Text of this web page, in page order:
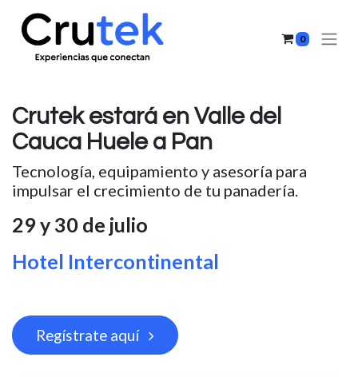
0
Crutek estará en Valle del
Cauca Huele a Pan
Tecnología, equipamiento y asesoría para
impulsar el crecimiento de tu panadería.
29 y 30 de julio
Hotel Intercontinental
Regístrate aquí